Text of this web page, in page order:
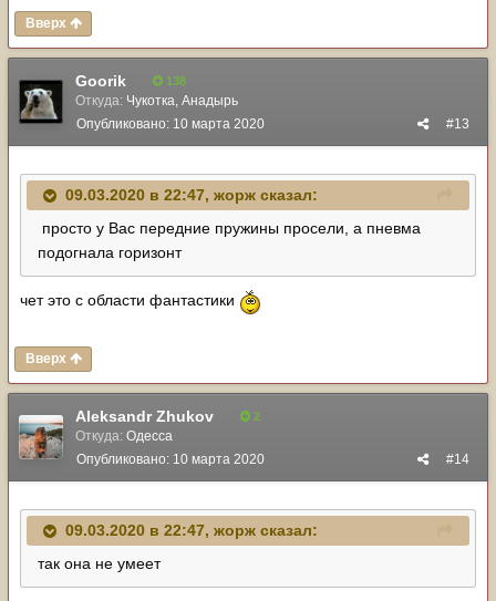
Вверх
Goorik 138
Откуда: Чукотка, Анадырь
#13
Опубликовано: 10 марта 2020
09.03.2020 в 22:47, жорж сказал:
просто у Вас передние пружины просели, а пневма
подогнала горизонт
чет это с области фантастики
Вверх
Aleksandr Zhukov 2
Откуда: Одесса
#14
Опубликовано: 10 марта 2020
09.03.2020 в 22:47, жорж сказал:
так она не умеет